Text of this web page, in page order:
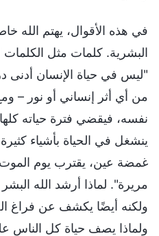
في هذه الأقوال، يهتم الله
البشرية. كلمات مثل الكلمات
"ليس في حياة الإنسان أدنى
من أي أثر إنساني أو نور –
نفسه، فيقضي فترة حياته
ينشغل في الحياة بأشياء
غمضة عين، يقترب يوم
مريرة". لماذا أرشد الله
ولكنه أيضًا يكشف عن فراغ
ولماذا يصف حياة كل الناس